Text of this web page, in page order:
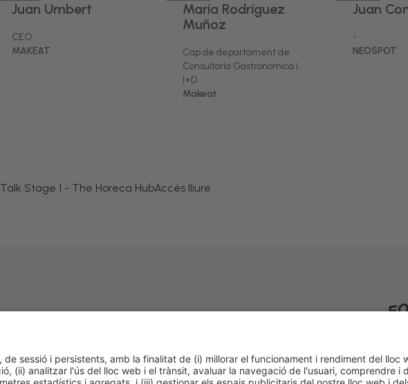
Juan Umbert
CEO
MAKEAT
María Rodríguez
Muñoz
Cap de departament de
Consultoria Gastronòmica i
I+D
Makeat
Juan
-
NEOSPOT
Talk Stage 1 - The Horeca HubAccés lliure